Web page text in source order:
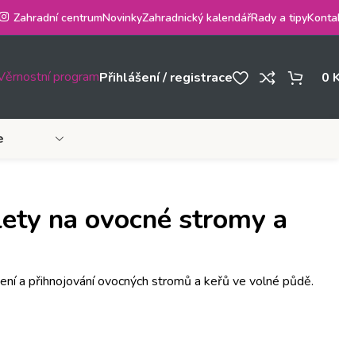
Zahradní centrumNovinkyZahradnický kalendářRady a tipy
programPřihlášení / registrace 0
na ovocné stromy a
a přihnojování ovocných stromů a keřů ve volné půdě.